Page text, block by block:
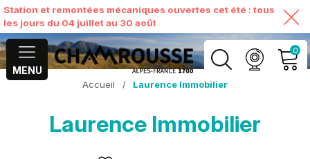
Station et remontées mécaniques ouvertes cet été : tous
les jours du 04 juillet au 30 août
MENU
0
MON COMPTE
VOIR MON PANIER
Accueil / Laurence Immobilier
Laurence Immobilier